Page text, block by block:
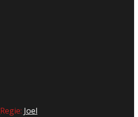
Regie: Joel